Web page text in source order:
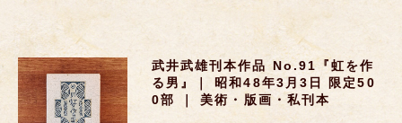
武井武雄刊本作品 No.91『虹を作
る男』｜ 昭和48年3月3日 限定50
0部 ｜ 美術・版画・私刊本